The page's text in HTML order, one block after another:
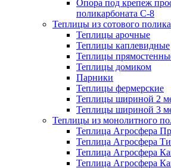
Опора под крепеж
поликарбоната С-8
Теплицы из сотового
Теплицы арочные
Теплицы каплевидные
Теплицы
Теплицы домиком
Парники
Теплицы фермерские
Теплицы шириной 2
Теплицы шириной 3
Теплицы из монолитного
Теплица Агросфера
Теплица Агросфера
Теплица Агросфера
Теплица Агросфера